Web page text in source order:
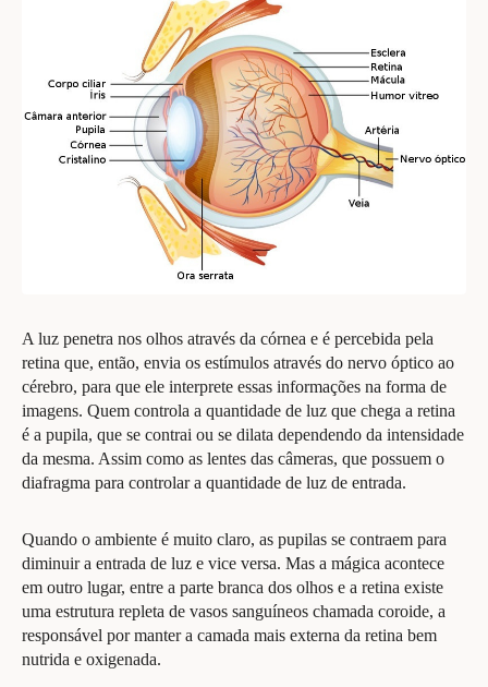
A luz penetra nos olhos através da córnea e é percebida pela
retina que, então, envia os estímulos através do nervo óptico ao
cérebro, para que ele interprete essas informações na forma de
imagens. Quem controla a quantidade de luz que chega a retina
é a pupila, que se contrai ou se dilata dependendo da intensidade
da mesma. Assim como as lentes das câmeras, que possuem o
diafragma para controlar a quantidade de luz de entrada.
Quando o ambiente é muito claro, as pupilas se contraem para
diminuir a entrada de luz e vice versa. Mas a mágica acontece
em outro lugar, entre a parte branca dos olhos e a retina existe
uma estrutura repleta de vasos sanguíneos chamada coroide, a
responsável por manter a camada mais externa da retina bem
nutrida e oxigenada.